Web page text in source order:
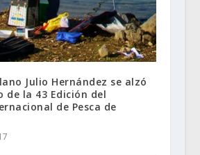
Julio Hernández se alzó
la 43 Edición del
de Pesca de